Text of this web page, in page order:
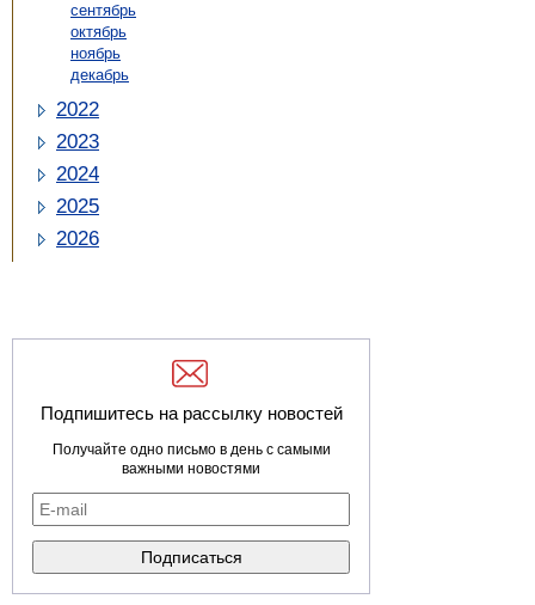
сентябрь
октябрь
ноябрь
декабрь
2022
2023
2024
2025
2026
Подпишитесь на рассылку новостей
Получайте одно письмо в день с самыми
важными новостями